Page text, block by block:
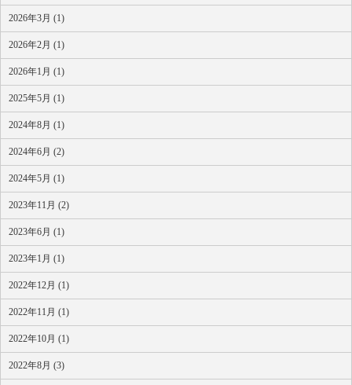
2026年3月 (1)
2026年2月 (1)
2026年1月 (1)
2025年5月 (1)
2024年8月 (1)
2024年6月 (2)
2024年5月 (1)
2023年11月 (2)
2023年6月 (1)
2023年1月 (1)
2022年12月 (1)
2022年11月 (1)
2022年10月 (1)
2022年8月 (3)